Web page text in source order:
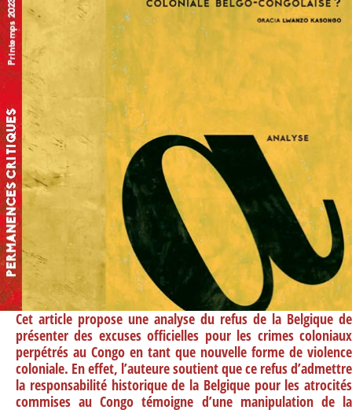
Cet article propose une analyse du refus de la Belgique de
présenter des excuses officielles pour les crimes coloniaux
perpétrés au Congo en tant que nouvelle forme de violence
coloniale. En effet, l’auteure soutient que ce refus d’admettre
la responsabilité historique de la Belgique pour les atrocités
commises au Congo témoigne d’une manipulation de la